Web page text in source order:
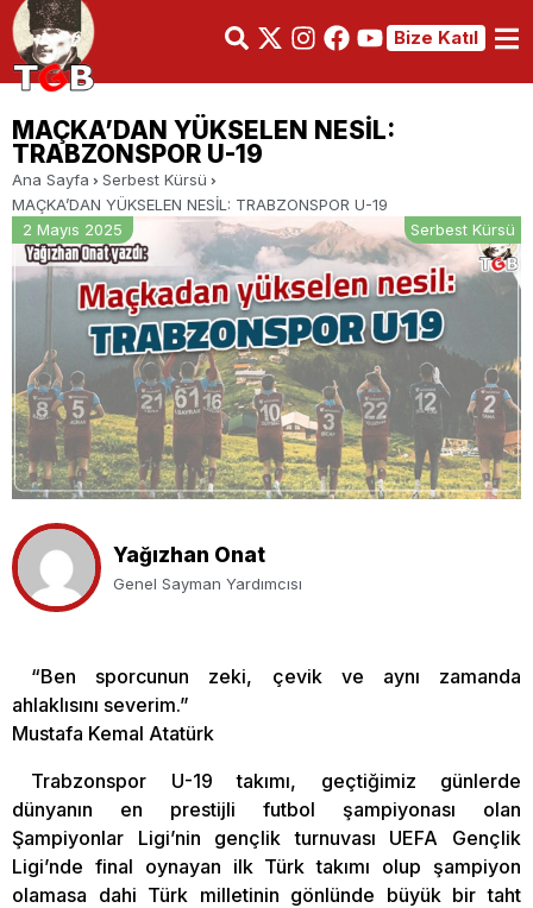
Bize Katıl
MAÇKA’DAN YÜKSELEN NESİL:
TRABZONSPOR U-19
Ana Sayfa
Serbest Kürsü
MAÇKA’DAN YÜKSELEN NESİL: TRABZONSPOR U-19
2 Mayıs 2025
Serbest Kürsü
Yağızhan Onat
Genel Sayman Yardımcısı
“Ben sporcunun zeki, çevik ve aynı zamanda
ahlaklısını severim.”
Mustafa Kemal Atatürk
Trabzonspor U-19 takımı, geçtiğimiz günlerde
dünyanın en prestijli futbol şampiyonası olan
Şampiyonlar Ligi’nin gençlik turnuvası UEFA Gençlik
Ligi’nde final oynayan ilk Türk takımı olup şampiyon
olamasa dahi Türk milletinin gönlünde büyük bir taht